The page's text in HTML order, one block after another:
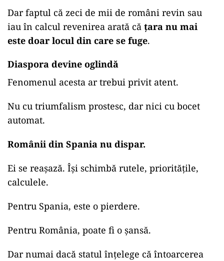
Dar faptul că zeci de mii de români revin sau
iau în calcul revenirea arată că țara nu mai
este doar locul din care se fuge.
Diaspora devine oglindă
Fenomenul acesta ar trebui privit atent.
Nu cu triumfalism prostesc, dar nici cu bocet
automat.
Românii din Spania nu dispar.
Ei se reașază. Își schimbă rutele, prioritățile,
calculele.
Pentru Spania, este o pierdere.
Pentru România, poate fi o șansă.
Dar numai dacă statul înțelege că întoarcerea